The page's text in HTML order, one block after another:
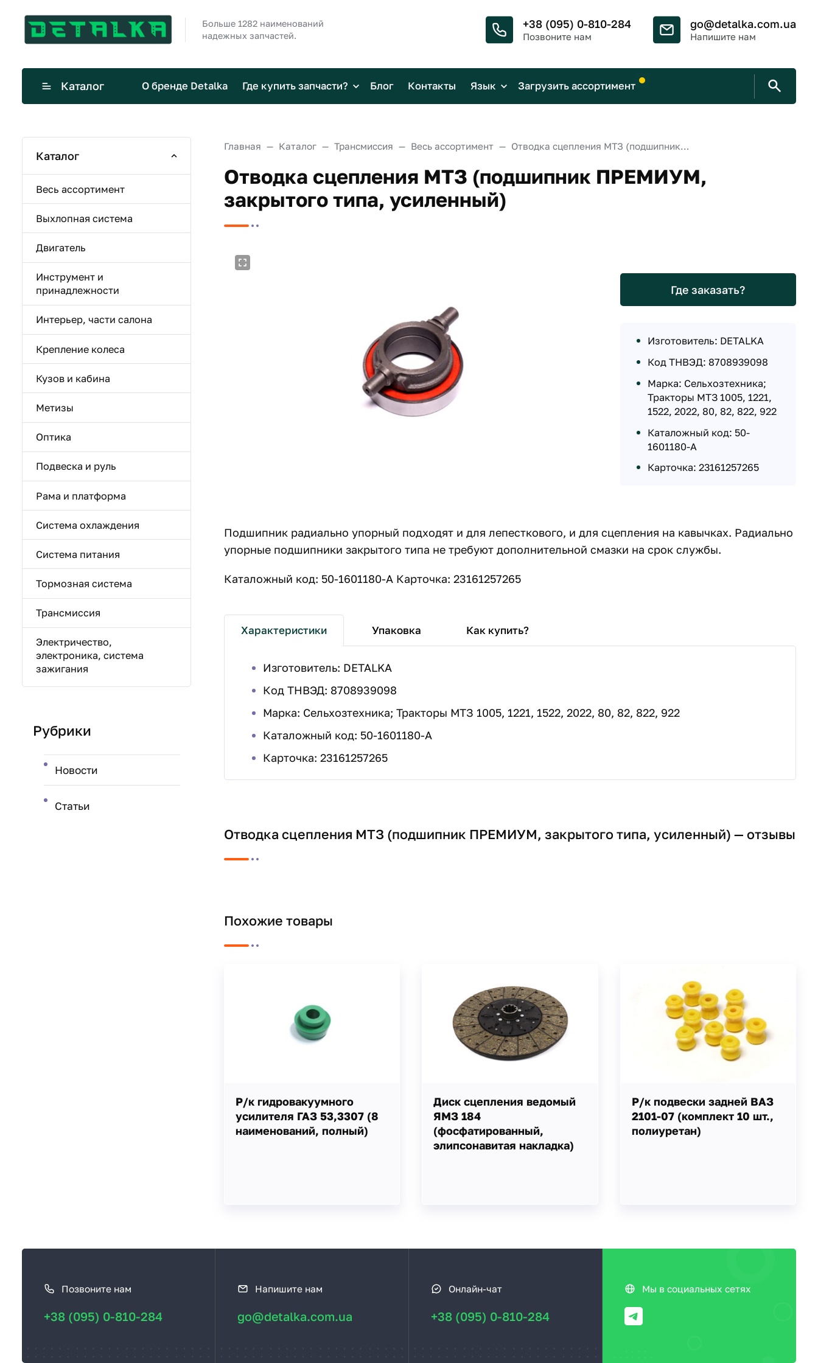
Больше 1282 наименований
надежных запчастей.
+38 (095) 0-810-284
Позвоните нам
go@detalka.com.ua
Напишите нам
Каталог О бренде Detalka Где купить запчасти? Блог Контакты Язык Загрузить ассортимент
Главная Каталог Трансмиссия Весь ассортимент Отводка сцепления МТЗ (подшипник ПРЕМИУМ, закрытого типа, усиленный)
Отводка сцепления МТЗ (подшипник ПРЕМИУМ,
закрытого типа, усиленный)
Где заказать?
Изготовитель: DETALKA
Код ТНВЭД: 8708939098
Марка: Сельхозтехника;
Тракторы МТЗ 1005, 1221,
1522, 2022, 80, 82, 822, 922
Каталожный код: 50-
1601180-А
Карточка: 23161257265
Подшипник радиально упорный подходят и для лепесткового, и для сцепления на кавычках. Радиально
упорные подшипники закрытого типа не требуют дополнительной смазки на срок службы.
Каталожный код: 50-1601180-А Карточка: 23161257265
Характеристики Упаковка Как купить?
Изготовитель: DETALKA
Код ТНВЭД: 8708939098
Марка: Сельхозтехника; Тракторы МТЗ 1005, 1221, 1522, 2022, 80, 82, 822, 922
Каталожный код: 50-1601180-А
Карточка: 23161257265
Отводка сцепления МТЗ (подшипник ПРЕМИУМ, закрытого типа, усиленный) — отзывы
Похожие товары
Р/к гидровакуумного
усилителя ГАЗ 53,3307 (8
наименований, полный)
Диск сцепления ведомый
ЯМЗ 184
(фосфатированный,
элипсонавитая накладка)
Р/к подвески задней ВАЗ
2101-07 (комплект 10 шт.,
полиуретан)
Каталог
Весь ассортимент
Выхлопная система
Двигатель
Инструмент и
принадлежности
Интерьер, части салона
Крепление колеса
Кузов и кабина
Метизы
Оптика
Подвеска и руль
Рама и платформа
Система охлаждения
Система питания
Тормозная система
Трансмиссия
Электричество,
электроника, система
зажигания
Рубрики
Новости
Статьи
з
Позвоните нам
+38 (095) 0-810-284
Напишите нам
go@detalka.com.ua
Онлайн-чат
+38 (095) 0-810-284
Мы в социальных сетях